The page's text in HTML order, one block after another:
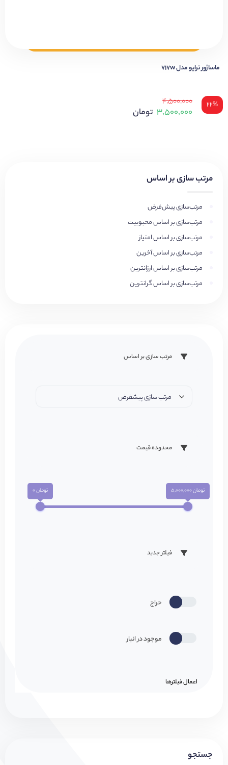
مرتب سازی بر اساس
مرتب‌سازی پیش‌فرض
مرتب‌سازی بر اساس محبوبیت
مرتب‌سازی بر اساس امتیاز
مرتب‌سازی بر اساس آخرین
مرتب‌سازی بر اساس ارزانترین
مرتب‌سازی بر اساس گرانترین
مرتب سازی بر اساس
مرتب سازی پیشفرض
محدوده قیمت
تومان 0 تومان 5,000,000
فیلتر جدید
حراج
موجود در انبار
اعمال فیلتر‌ها
جستجو
ماساژور ترایو مدل 717w
۲۲% ۴,۵۰۰,۰۰۰
۳,۵۰۰,۰۰۰ تومان